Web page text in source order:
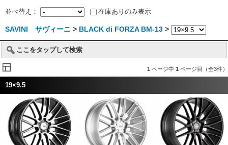
並べ替え： 在庫ありのみ表示
SAVINI サヴィーニ > BLACK di FORZA BM-13 >
ここをタップして検索
1 ページ中 1 ページ目（全3件）
19×9.5